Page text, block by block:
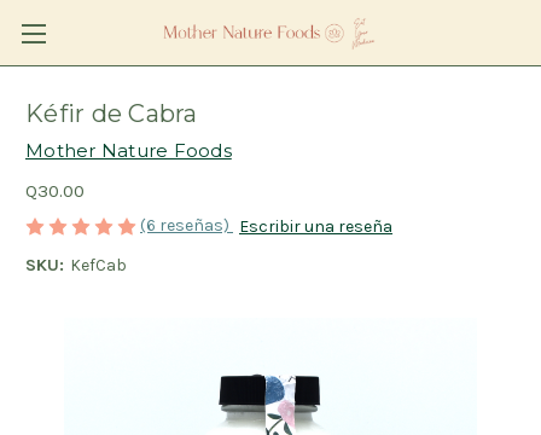
Kéfir de Cabra
Mother Nature Foods
Q30.00
(6 reseñas) Escribir una reseña
SKU: KefCab